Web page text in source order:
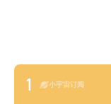
1 小宇宙订阅